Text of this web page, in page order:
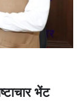
भेंट